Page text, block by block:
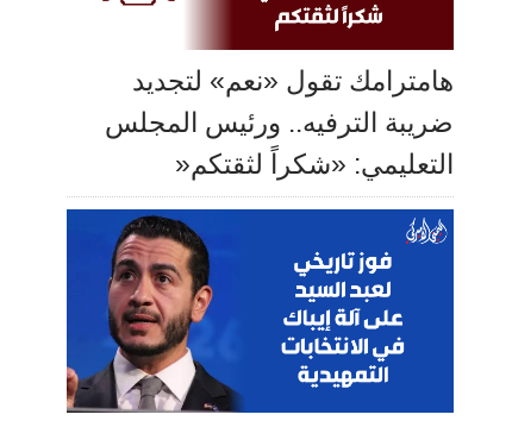
هامترامك تقول «نعم» لتجديد
ضريبة الترفيه.. ورئيس المجلس
التعليمي: «شكراً لثقتكم«